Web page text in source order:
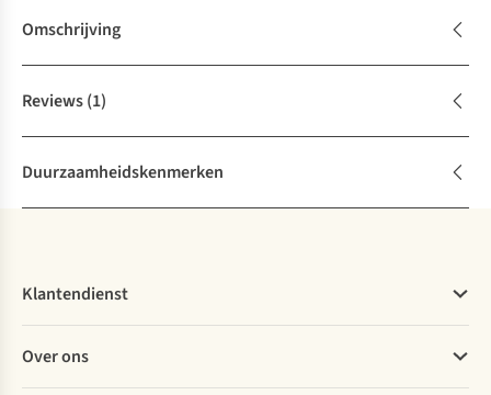
Omschrijving
Reviews(1)
Duurzaamheidskenmerken
Klantendienst
Bestellen
Over ons